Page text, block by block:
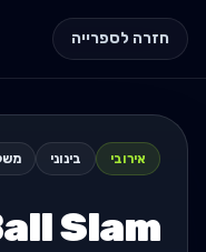
חזרה לספרייה
אירובי בינוני
Slam